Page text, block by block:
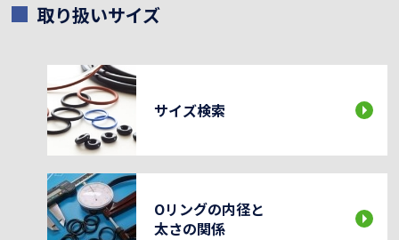
取り扱いサイズ
サイズ検索
Oリングの内径と
太さの関係